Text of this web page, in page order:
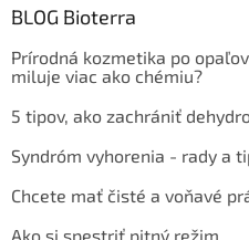
BLOG Bioterra
Prírodná kozmetika po
miluje viac ako chémiu?
5 tipov, ako zachrániť
Syndróm vyhorenia - rady a
Chcete mať čisté a voňavé
Ako si spestriť pitný režim